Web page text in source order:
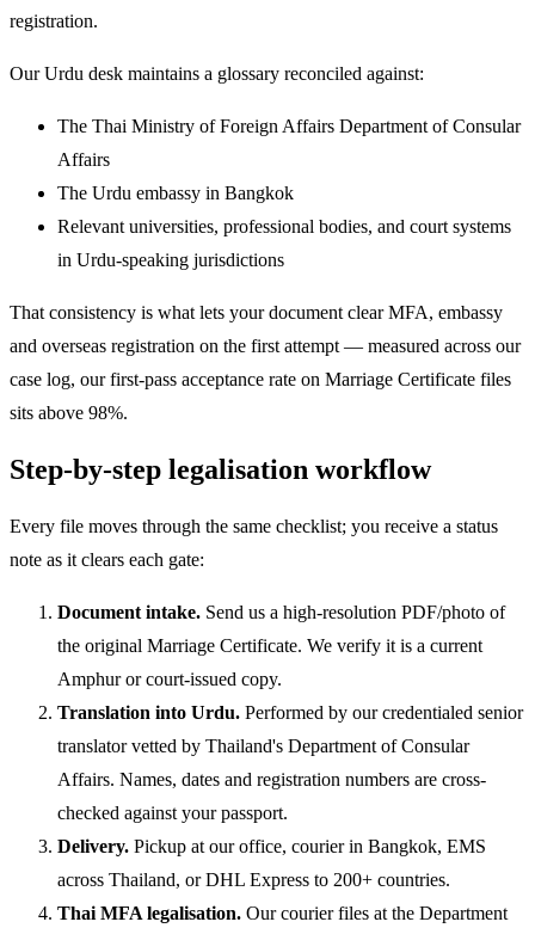
registration.
Our Urdu desk maintains a glossary reconciled against:
The Thai Ministry of Foreign Affairs Department of Consular
Affairs
The Urdu embassy in Bangkok
Relevant universities, professional bodies, and court systems
in Urdu-speaking jurisdictions
That consistency is what lets your document clear MFA, embassy
and overseas registration on the first attempt — measured across our
case log, our first-pass acceptance rate on Marriage Certificate files
sits above 98%.
Step-by-step legalisation workflow
Every file moves through the same checklist; you receive a status
note as it clears each gate:
Document intake. Send us a high-resolution PDF/photo of
the original Marriage Certificate. We verify it is a current
Amphur or court-issued copy.
Translation into Urdu. Performed by our credentialed senior
translator vetted by Thailand's Department of Consular
Affairs. Names, dates and registration numbers are cross-
checked against your passport.
Delivery. Pickup at our office, courier in Bangkok, EMS
across Thailand, or DHL Express to 200+ countries.
Thai MFA legalisation. Our courier files at the Department